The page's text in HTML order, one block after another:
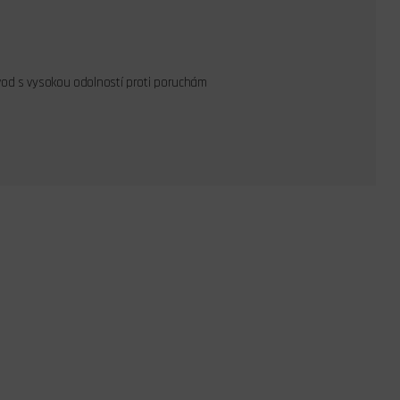
s vysokou odolností proti poruchám